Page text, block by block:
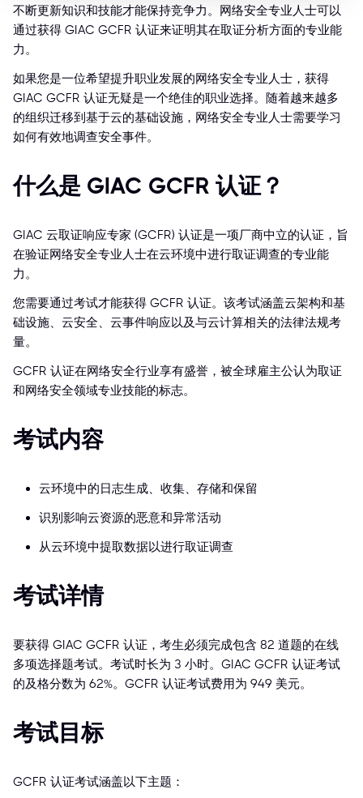
不断更新知识和技能才能保持竞争力。网络安全专业人士可以
通过获得 GIAC GCFR 认证来证明其在取证分析方面的专业能
力。
如果您是一位希望提升职业发展的网络安全专业人士，获得
GIAC GCFR 认证无疑是一个绝佳的职业选择。随着越来越多
的组织迁移到基于云的基础设施，网络安全专业人士需要学习
如何有效地调查安全事件。
什么是 GIAC GCFR 认证？
GIAC 云取证响应专家 (GCFR) 认证是一项厂商中立的认证，旨
在验证网络安全专业人士在云环境中进行取证调查的专业能
力。
您需要通过考试才能获得 GCFR 认证。该考试涵盖云架构和基
础设施、云安全、云事件响应以及与云计算相关的法律法规考
量。
GCFR 认证在网络安全行业享有盛誉，被全球雇主公认为取证
和网络安全领域专业技能的标志。
考试内容
云环境中的日志生成、收集、存储和保留
识别影响云资源的恶意和异常活动
从云环境中提取数据以进行取证调查
考试详情
要获得 GIAC GCFR 认证，考生必须完成包含 82 道题的在线
多项选择题考试。考试时长为 3 小时。GIAC GCFR 认证考试
的及格分数为 62%。GCFR 认证考试费用为 949 美元。
考试目标
GCFR 认证考试涵盖以下主题：